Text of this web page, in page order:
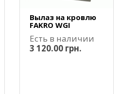
Вылаз на кровлю
FAKRO WGI
Есть в наличии
3 120.00 грн.